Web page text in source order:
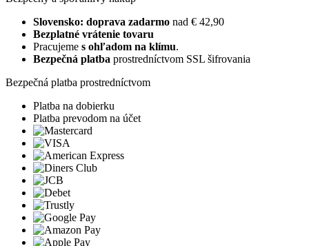
Slovensko: doprava zadarmo nad € 42,90
Bezplatné vrátenie tovaru
Pracujeme s ohľadom na klímu.
Bezpečná platba prostredníctvom SSL šifrovania
Bezpečná platba prostredníctvom
Platba na dobierku
Platba prevodom na účet